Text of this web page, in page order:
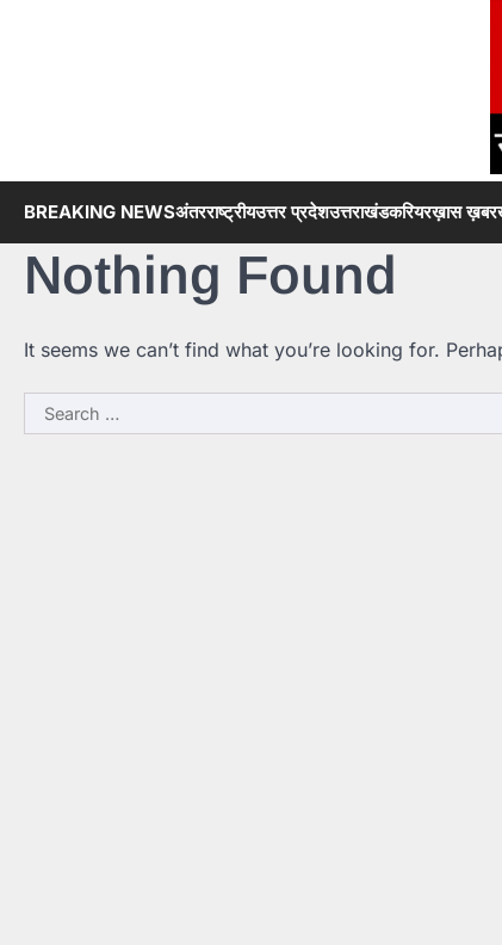
BREAKING NEWSअंतरराष्ट्रीयउत्तर प्रदेशउत्तराखंडकरियरख़ास ख़बर
Nothing Found
It seems we can’t find what you’re looking for.
Search
for: